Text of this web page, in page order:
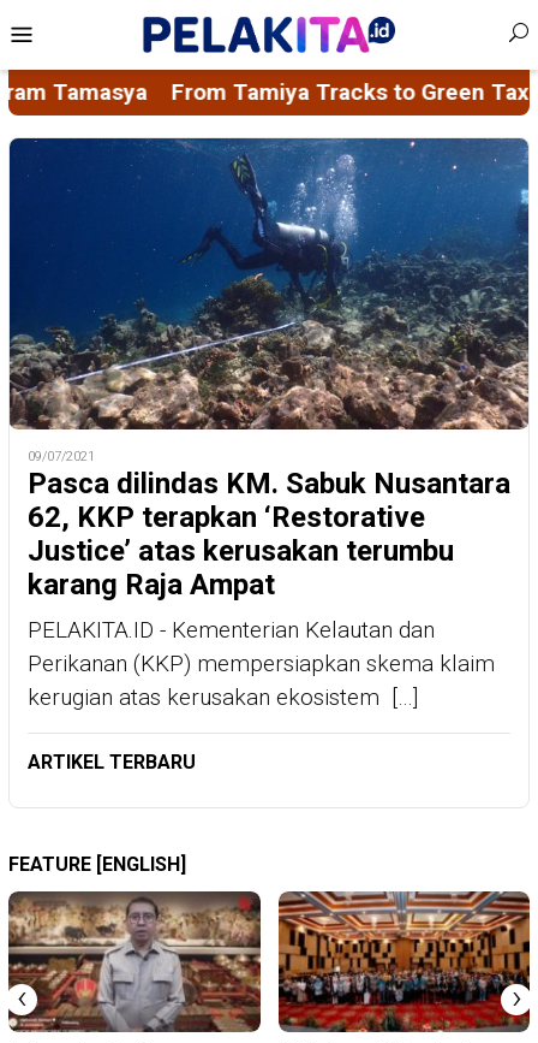
to
content
Menu
to Green Taxes, How Bhima Yudhistira
09/07/2021
Pasca dilindas KM. Sabuk Nusantara
62, KKP terapkan ‘Restorative
Justice’ atas kerusakan terumbu
karang Raja Ampat
PELAKITA.ID - Kementerian Kelautan dan
Perikanan (KKP) mempersiapkan skema klaim
kerugian atas kerusakan ekosistem […]
ARTIKEL TERBARU
FEATURE [ENGLISH]
‹ ›